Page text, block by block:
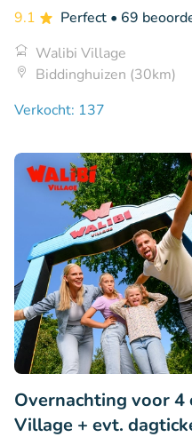
9.1 Perfect • 69
Walibi Village
Biddinghuizen (30km)
Verkocht: 137
Overnachting voor
Village + evt.